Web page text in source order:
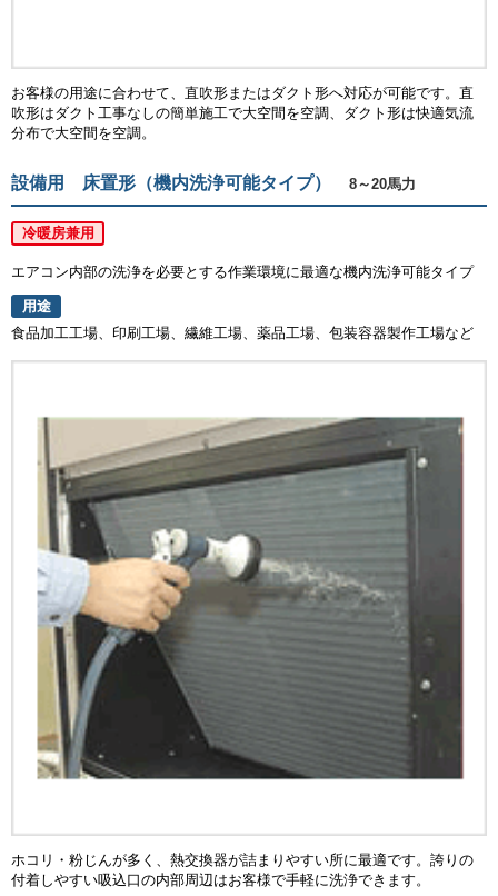
お客様の用途に合わせて、直吹形またはダクト形へ対応が可能です。直
吹形はダクト工事なしの簡単施工で大空間を空調、ダクト形は快適気流
分布で大空間を空調。
設備用 床置形（機内洗浄可能タイプ） 8～20馬力
冷暖房兼用
エアコン内部の洗浄を必要とする作業環境に最適な機内洗浄可能タイプ
用途
食品加工工場、印刷工場、繊維工場、薬品工場、包装容器製作工場など
ホコリ・粉じんが多く、熱交換器が詰まりやすい所に最適です。誇りの
付着しやすい吸込口の内部周辺はお客様で手軽に洗浄できます。